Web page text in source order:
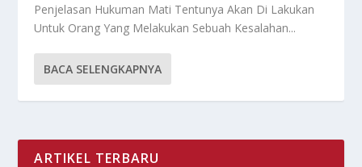
Penjelasan Hukuman Mati Tentunya Akan Di Lakukan
Untuk Orang Yang Melakukan Sebuah Kesalahan...
BACA SELENGKAPNYA
ARTIKEL TERBARU